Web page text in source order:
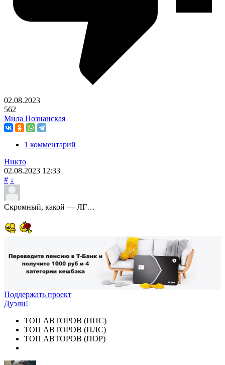
02.08.2023
562
Мила Познанская
1 комментарий
Никто
02.08.2023 12:33
# ↓
Скромный, какой — ЛГ…
Поддержать проект
Дуэли!
ТОП АВТОРОВ (ППС)
ТОП АВТОРОВ (ПЛС)
ТОП АВТОРОВ (ПОР)